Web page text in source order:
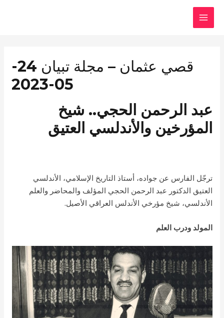
قصي عثمان – مجلة تبيان 24-
05-2023
عبد الرحمن الحجي.. شيخ
المؤرخين والأندلسي العتيق
ترجّل الفارس عن جواده، أستاذ التاريخ الإسلامي، الأندلسي
العتيق الدكتور عبد الرحمن الحجي المؤلف والمحاضر والعلم
الأندلسي، شيخ مؤرخي الأندلس العراقي الأصيل.
المولد ودرب العلم